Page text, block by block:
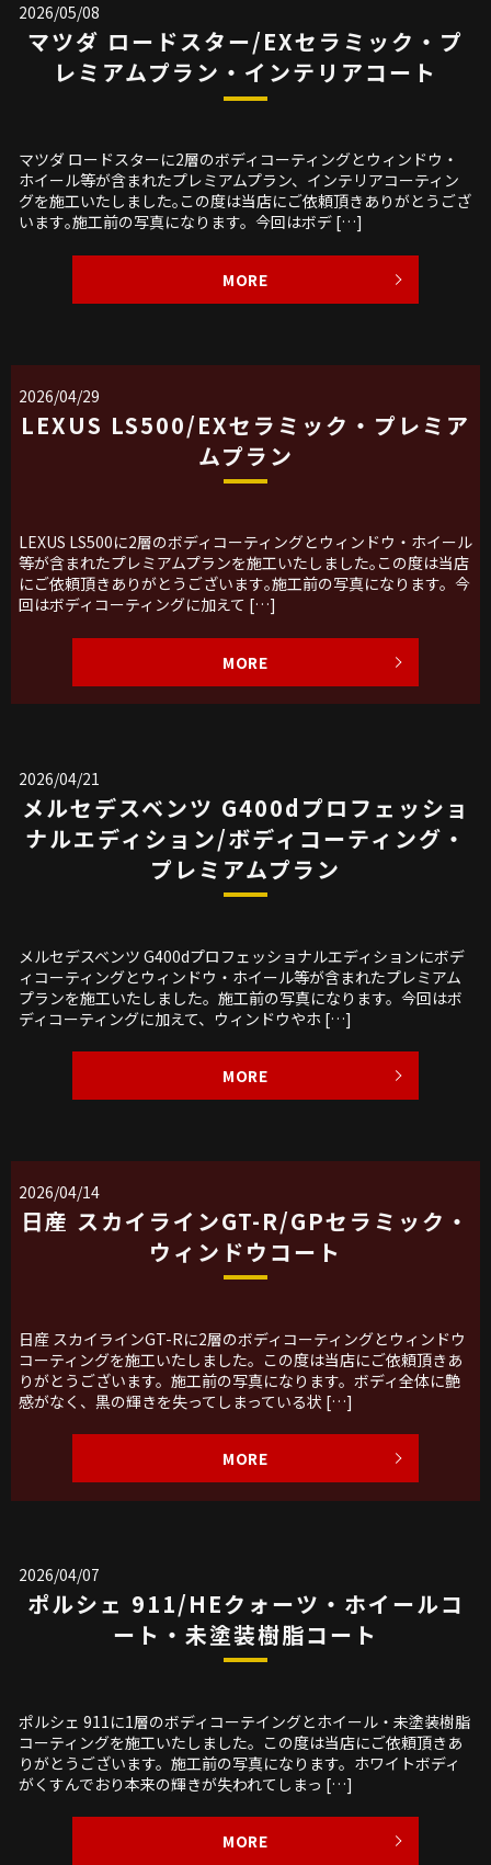
2026/05/08
マツダ ロードスター/EXセラミック・プ
レミアムプラン・インテリアコート
マツダ ロードスターに2層のボディコーティングとウィンドウ・
ホイール等が含まれたプレミアムプラン、インテリアコーティン
グを施工いたしました｡この度は当店にご依頼頂きありがとうござ
います｡施工前の写真になります。今回はボデ […]
MORE
2026/04/29
LEXUS LS500/EXセラミック・プレミア
ムプラン
LEXUS LS500に2層のボディコーティングとウィンドウ・ホイール
等が含まれたプレミアムプランを施工いたしました｡この度は当店
にご依頼頂きありがとうございます｡施工前の写真になります。今
回はボディコーティングに加えて […]
MORE
2026/04/21
メルセデスベンツ G400dプロフェッショ
ナルエディション/ボディコーティング・
プレミアムプラン
メルセデスベンツ G400dプロフェッショナルエディションにボデ
ィコーティングとウィンドウ・ホイール等が含まれたプレミアム
プランを施工いたしました。施工前の写真になります。今回はボ
ディコーティングに加えて、ウィンドウやホ […]
MORE
2026/04/14
日産 スカイラインGT-R/GPセラミック・
ウィンドウコート
日産 スカイラインGT-Rに2層のボディコーティングとウィンドウ
コーティングを施工いたしました。この度は当店にご依頼頂きあ
りがとうございます。施工前の写真になります。ボディ全体に艶
感がなく、黒の輝きを失ってしまっている状 […]
MORE
2026/04/07
ポルシェ 911/HEクォーツ・ホイールコ
ート・未塗装樹脂コート
ポルシェ 911に1層のボディコーテイングとホイール・未塗装樹脂
コーティングを施工いたしました。この度は当店にご依頼頂きあ
りがとうございます。施工前の写真になります。ホワイトボディ
がくすんでおり本来の輝きが失われてしまっ […]
MORE